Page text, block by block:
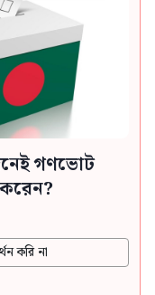
গণভোট
করি না